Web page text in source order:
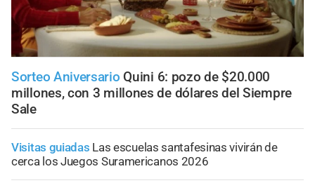
Sorteo Aniversario Quini 6: pozo de $20.000
millones, con 3 millones de dólares del Siempre
Sale
Visitas guiadas Las escuelas santafesinas vivirán de
cerca los Juegos Suramericanos 2026